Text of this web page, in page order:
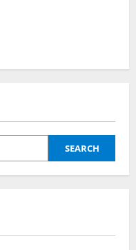
SEARCH